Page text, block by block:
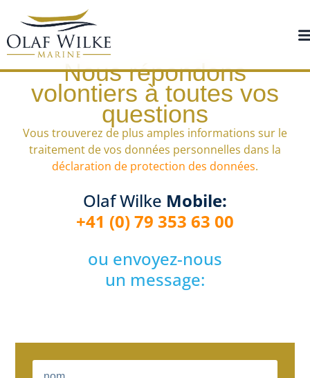
Nous répondons
volontiers à toutes vos
questions
Vous trouverez de plus amples informations sur le
traitement de vos données personnelles dans la
déclaration de protection des données.
Olaf Wilke Mobile:
+41 (0) 79 353 63 00
ou envoyez-nous
un message: